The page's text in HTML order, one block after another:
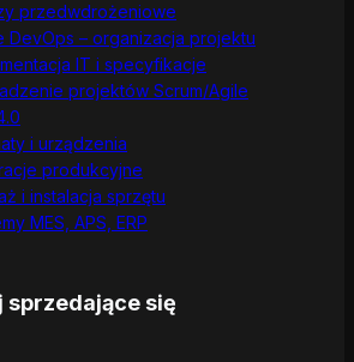
przedwdrożeniowe
DevOps – organizacja projektu
IT i specyfikacje
projektów Scrum/Agile
i urządzenia
produkcyjne
i instalacja sprzętu
MES, APS, ERP
sprzedające się